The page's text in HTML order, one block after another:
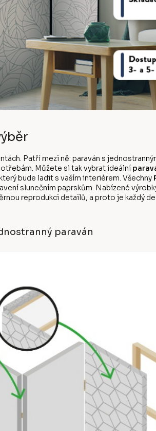
Patří mezi ně: paraván s
Můžete si tak vybrat ideální
bude ladit s vaším interiérem. Všechny
slunečním paprskům. Nabízené
reprodukci detailů, a proto je každý
paraván